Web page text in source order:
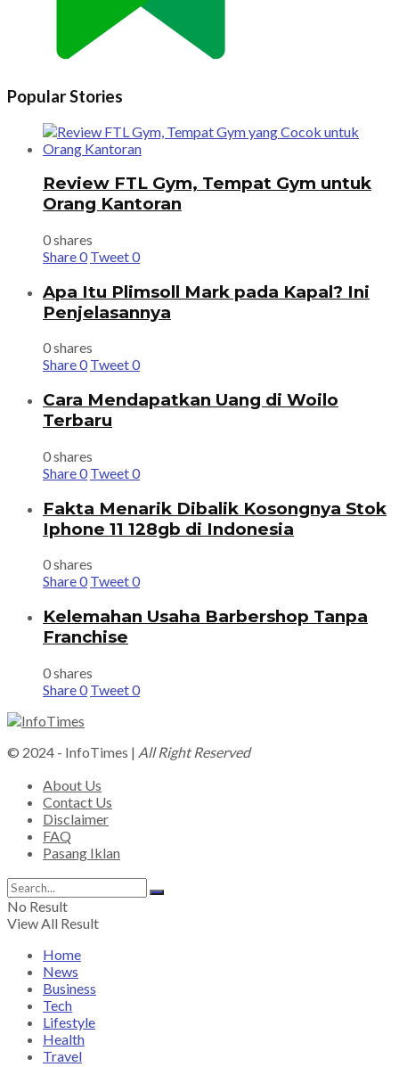
Popular Stories
Review FTL Gym, Tempat Gym untuk
Orang Kantoran
0 shares
Share0 Tweet0
Apa Itu Plimsoll Mark pada Kapal? Ini
Penjelasannya
0 shares
Share0 Tweet0
Cara Mendapatkan Uang di Woilo
Terbaru
0 shares
Share0 Tweet0
Fakta Menarik Dibalik Kosongnya Stok
Iphone 11 128gb di Indonesia
0 shares
Share0 Tweet0
Kelemahan Usaha Barbershop Tanpa
Franchise
0 shares
Share0 Tweet0
© 2024 - InfoTimes | All Right Reserved
About Us
Contact Us
Disclaimer
FAQ
Pasang Iklan
No Result
View All Result
Home
News
Business
Tech
Lifestyle
Health
Travel